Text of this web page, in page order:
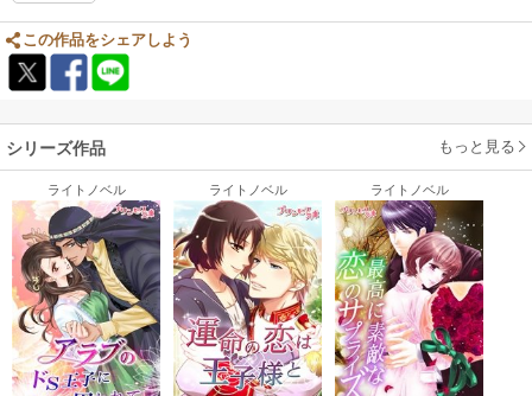
この作品をシェアしよう
シリーズ作品 もっと見る
ライトノベル ライトノベル ライトノベル